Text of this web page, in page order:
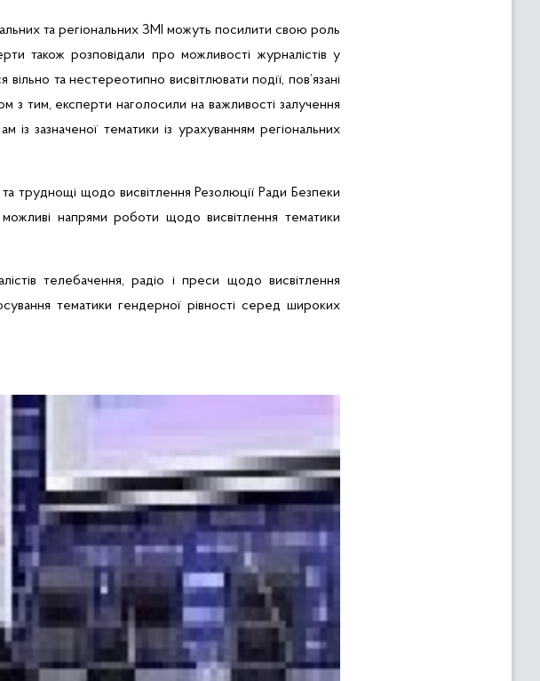
та регіональних ЗМІ можуть посилити свою роль
також розповідали про можливості журналістів у
та нестереотипно висвітлювати події, пов’язані
тим, експерти наголосили на важливості залучення
із зазначеної тематики із урахуванням регіональних
труднощі щодо висвітлення Резолюції Ради Безпеки
напрями роботи щодо висвітлення тематики
телебачення, радіо і преси щодо висвітлення
тематики гендерної рівності серед широких